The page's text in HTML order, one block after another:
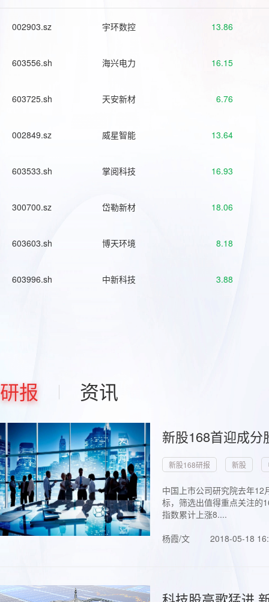
002903.sz 宇环数控 13.86
603556.sh 海兴电力 16.15
603725.sh 天安新材 6.76
002849.sz 威星智能 13.64
603533.sh 掌阅科技 16.93
300700.sz 岱勒新材 18.06
603603.sh 博天环境 8.18
603996.sh 中新科技 3.88
研报 资讯
新股168首迎成
新股168研报 新股
中国上市公司研究院去年
标，筛选出值得重点关注的
指数累计上涨8....
杨霞/文
2018-05-18